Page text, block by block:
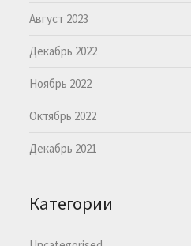
Август 2023
Декабрь 2022
Ноябрь 2022
Октябрь 2022
Декабрь 2021
Категории